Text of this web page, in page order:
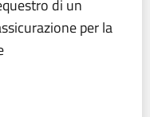
di un
per la